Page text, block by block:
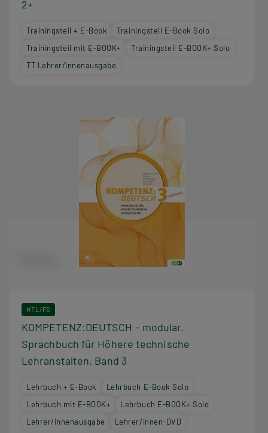
2+
Trainingsteil + E-Book
Trainingsteil E-Book Solo
Trainingsteil mit E-BOOK+
Trainingsteil E-BOOK+ Solo
TT Lehrer/innenausgabe
HTL/FS
KOMPETENZ:DEUTSCH – modular.
Sprachbuch für Höhere technische
Lehranstalten. Band 3
Lehrbuch + E-Book
Lehrbuch E-Book Solo
Lehrbuch mit E-BOOK+
Lehrbuch E-BOOK+ Solo
Lehrer/innenausgabe
Lehrer/innen-DVD